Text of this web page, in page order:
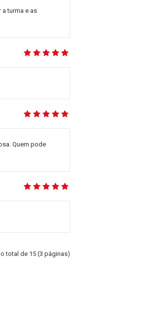
turma e as
Quem pode
total de 15 (3 páginas)